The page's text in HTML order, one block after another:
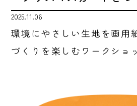
2025.11.06
環境にやさしい生地を画用
づくりを楽しむワークショ